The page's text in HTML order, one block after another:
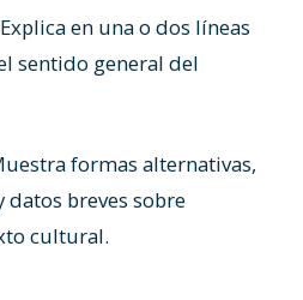
Explica en una o dos líneas
sentido general del
formas alternativas,
datos breves sobre
cultural.